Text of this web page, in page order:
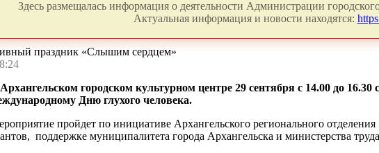
Здесь размещалась информация о деятельности Администрации
Актуальная информация и новости находятся:
праздник «Слышим сердцем»
городском культурном центре 29 сентября с 14.00 до
Дню глухого человека.
пройдет по инициативе Архангельского регионального
поддержке муниципалитета города Архангельска и министерства